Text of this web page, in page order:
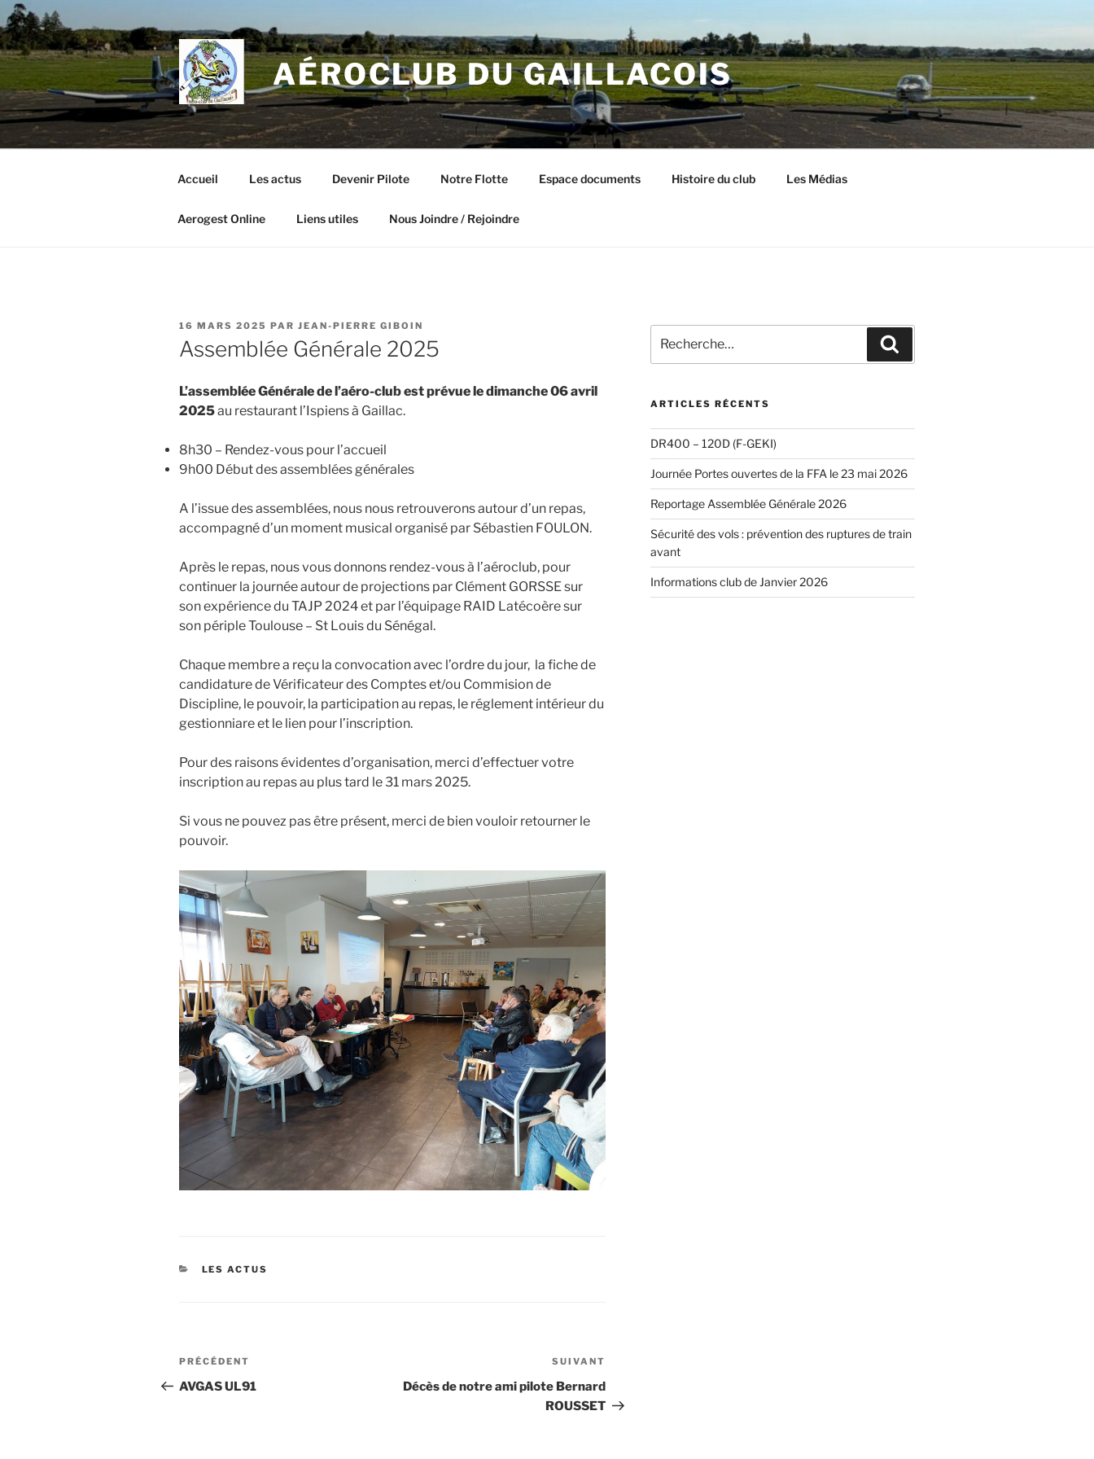
Aller
au
contenu
principal
AÉROCLUB DU GAILLACOIS
Accueil Les actus Devenir Pilote Notre Flotte Espace documents Histoire du club Les Médias
Aerogest Online Liens utiles Nous Joindre / Rejoindre
PUBLIÉ
LE
16 MARS 2025 PAR JEAN-PIERRE GIBOIN
Assemblée Générale 2025
L’assemblée Générale de l’aéro-club est prévue ledimanche 06 avril
2025au restaurant l’Ispiens à Gaillac.
8h30 – Rendez-vous pour l’accueil
9h00 Début des assemblées générales
A l’issue des assemblées, nous nous retrouverons autour d’un repas,
accompagné d’un moment musical organisé par Sébastien FOULON.
Après le repas, nous vous donnons rendez-vous à l’aéroclub, pour
continuer la journée autour de projections par Clément GORSSE sur
son expérience du TAJP 2024 et par l’équipage RAID Latécoère sur
son périple Toulouse – St Louis du Sénégal.
Chaque membre a reçu la convocation avec l’ordre du jour, la fiche de
candidature de Vérificateur des Comptes et/ou Commision de
Discipline, le pouvoir, la participation au repas, le réglement intérieur du
gestionniare et le lien pour l’inscription.
Pour des raisons évidentes d’organisation, merci d’effectuer votre
inscription au repas au plus tard le 31 mars 2025.
Si vous ne pouvez pas être présent, merci de bien vouloir retourner le
pouvoir.
CATÉGORIES
LES ACTUS
Navigation
de
Article
précédent
PRÉCÉDENT
AVGAS UL91
suivant
SUIVANT
Décès de notre ami pilote Bernard
ROUSSET
pour
:
ARTICLES RÉCENTS
DR400 – 120D (F-GEKI)
Journée Portes ouvertes de la FFA le 23 mai 2026
Reportage Assemblée Générale 2026
Sécurité des vols : prévention des ruptures de train
avant
Informations club de Janvier 2026